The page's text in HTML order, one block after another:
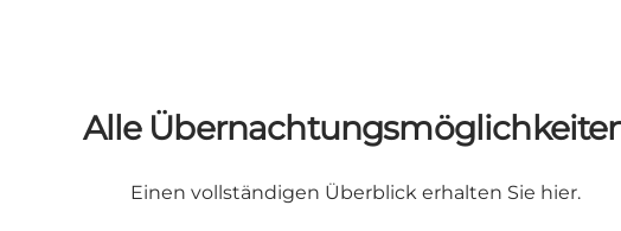
Alle
Einen vollständigen Überblick erhalten Sie hier.